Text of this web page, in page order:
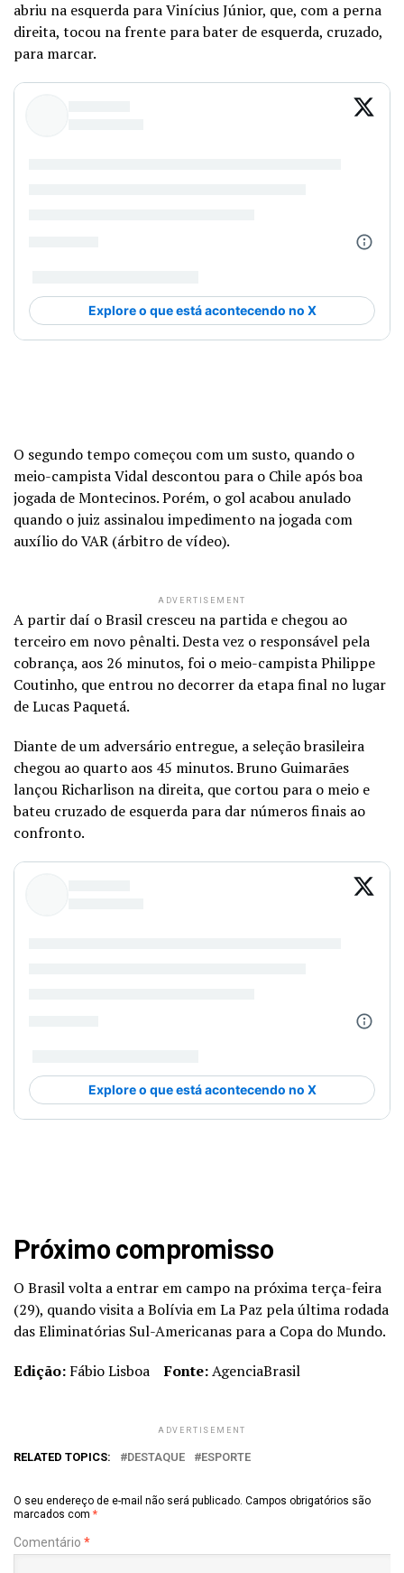
abriu na esquerda para Vinícius Júnior, que, com a perna
direita, tocou na frente para bater de esquerda, cruzado,
para marcar.
O segundo tempo começou com um susto, quando o
meio-campista Vidal descontou para o Chile após boa
jogada de Montecinos. Porém, o gol acabou anulado
quando o juiz assinalou impedimento na jogada com
auxílio do VAR (árbitro de vídeo).
ADVERTISEMENT
A partir daí o Brasil cresceu na partida e chegou ao
terceiro em novo pênalti. Desta vez o responsável pela
cobrança, aos 26 minutos, foi o meio-campista Philippe
Coutinho, que entrou no decorrer da etapa final no lugar
de Lucas Paquetá.
Diante de um adversário entregue, a seleção brasileira
chegou ao quarto aos 45 minutos. Bruno Guimarães
lançou Richarlison na direita, que cortou para o meio e
bateu cruzado de esquerda para dar números finais ao
confronto.
Próximo compromisso
O Brasil volta a entrar em campo na próxima terça-feira
(29), quando visita a Bolívia em La Paz pela última rodada
das Eliminatórias Sul-Americanas para a Copa do Mundo.
Edição: Fábio Lisboa Fonte:AgenciaBrasil
ADVERTISEMENT
RELATED TOPICS: DESTAQUE ESPORTE
O seu endereço de e-mail não será publicado. Campos obrigatórios são
marcados com *
Comentário *